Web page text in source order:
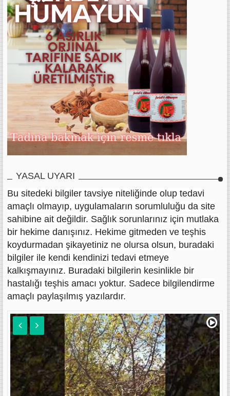
YASAL UYARI
Bu sitedeki bilgiler tavsiye niteliğinde olup tedavi
amaçlı olmayıp, uygulamaların sorumluluğu da site
sahibine ait değildir. Sağlık sorunlarınız için mutlaka
bir hekime danışınız. Hekime gitmeden ve teşhis
koydurmadan şikayetiniz ne olursa olsun, buradaki
bilgiler ile kendi kendinizi tedavi etmeye
kalkışmayınız. Buradaki bilgilerin kesinlikle bir
hastalığı teşhis amacı yoktur. Sadece bilgilendirme
amaçlı paylaşılmış yazılardır.